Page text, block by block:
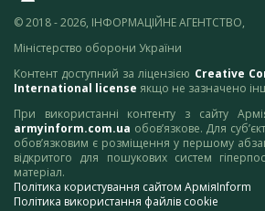
© 2018 - 2026, ІНФОРМАЦІЙНЕ АГЕНТСТВО,
Міністерство оборони України
Контент доступний за ліцензією Creative
International license якщо не зазначено
При використанні контенту з сайту
armyinform.com.ua обов’язкове. Для
обов’язковим є розміщення у першому
відкритого для пошукових систем
матеріал.
Політика користування сайтом АрміяInform
Політика використання файлів cookie